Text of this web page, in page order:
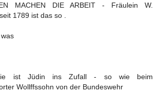
MACHEN DIE ARBEIT - Fräulein W.
1789 ist das so .
ist Jüdin ins Zufall - so wie beim
Wollffssohn von der Bundeswehr